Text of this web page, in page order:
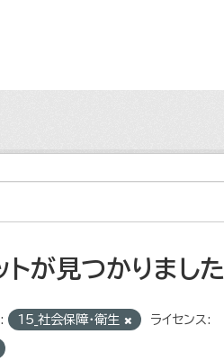
が見つかりました
15_社会保障・衛生 ライセンス: